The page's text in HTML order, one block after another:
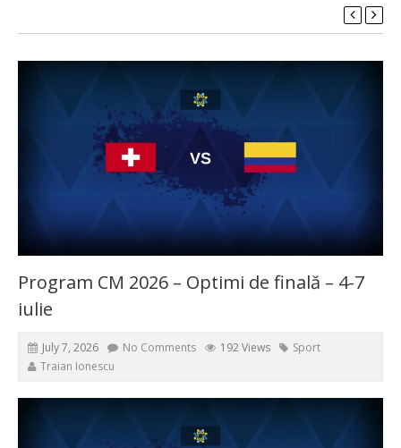
Program CM 2026 – Optimi de finală – 4-7
iulie
July 7, 2026 No Comments 192 Views
Sport
Traian Ionescu